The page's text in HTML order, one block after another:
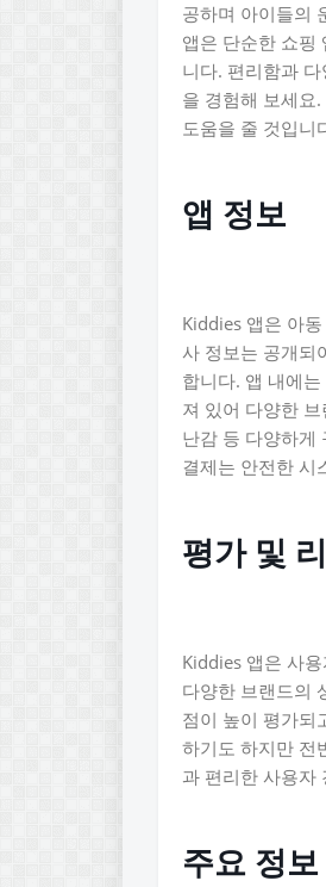
공하며 아이들의
앱은 단순한 쇼핑
니다. 편리함과
을 경험해 보세요
도움을 줄 것입니
앱 정보
Kiddies 앱은 아
사 정보는 공개되
합니다. 앱 내에
져 있어 다양한
난감 등 다양하게
결제는 안전한 시
평가 및
Kiddies 앱은 사
다양한 브랜드의
점이 높이 평가되
하기도 하지만 전
과 편리한 사용자
주요 정보